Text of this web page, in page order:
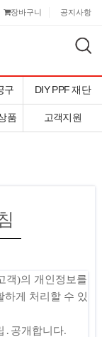
장바구니 공지사항
구 DIY PPF 재단
품 고객지원
객)의 개인정보를
하게 처리할 수 있
․공개합니다.